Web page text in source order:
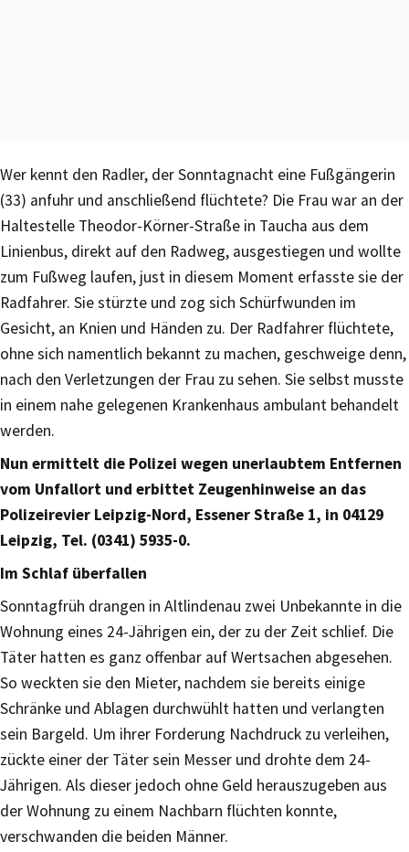
Wer kennt den Radler, der Sonntagnacht eine Fußgängerin
(33) anfuhr und anschließend flüchtete? Die Frau war an der
Haltestelle Theodor-Körner-Straße in Taucha aus dem
Linienbus, direkt auf den Radweg, ausgestiegen und wollte
zum Fußweg laufen, just in diesem Moment erfasste sie der
Radfahrer. Sie stürzte und zog sich Schürfwunden im
Gesicht, an Knien und Händen zu. Der Radfahrer flüchtete,
ohne sich namentlich bekannt zu machen, geschweige denn,
nach den Verletzungen der Frau zu sehen. Sie selbst musste
in einem nahe gelegenen Krankenhaus ambulant behandelt
werden.
Nun ermittelt die Polizei wegen unerlaubtem Entfernen
vom Unfallort und erbittet Zeugenhinweise an das
Polizeirevier Leipzig-Nord, Essener Straße 1, in 04129
Leipzig, Tel. (0341) 5935-0.
Im Schlaf überfallen
Sonntagfrüh drangen in Altlindenau zwei Unbekannte in die
Wohnung eines 24-Jährigen ein, der zu der Zeit schlief. Die
Täter hatten es ganz offenbar auf Wertsachen abgesehen.
So weckten sie den Mieter, nachdem sie bereits einige
Schränke und Ablagen durchwühlt hatten und verlangten
sein Bargeld. Um ihrer Forderung Nachdruck zu verleihen,
zückte einer der Täter sein Messer und drohte dem 24-
Jährigen. Als dieser jedoch ohne Geld herauszugeben aus
der Wohnung zu einem Nachbarn flüchten konnte,
verschwanden die beiden Männer.